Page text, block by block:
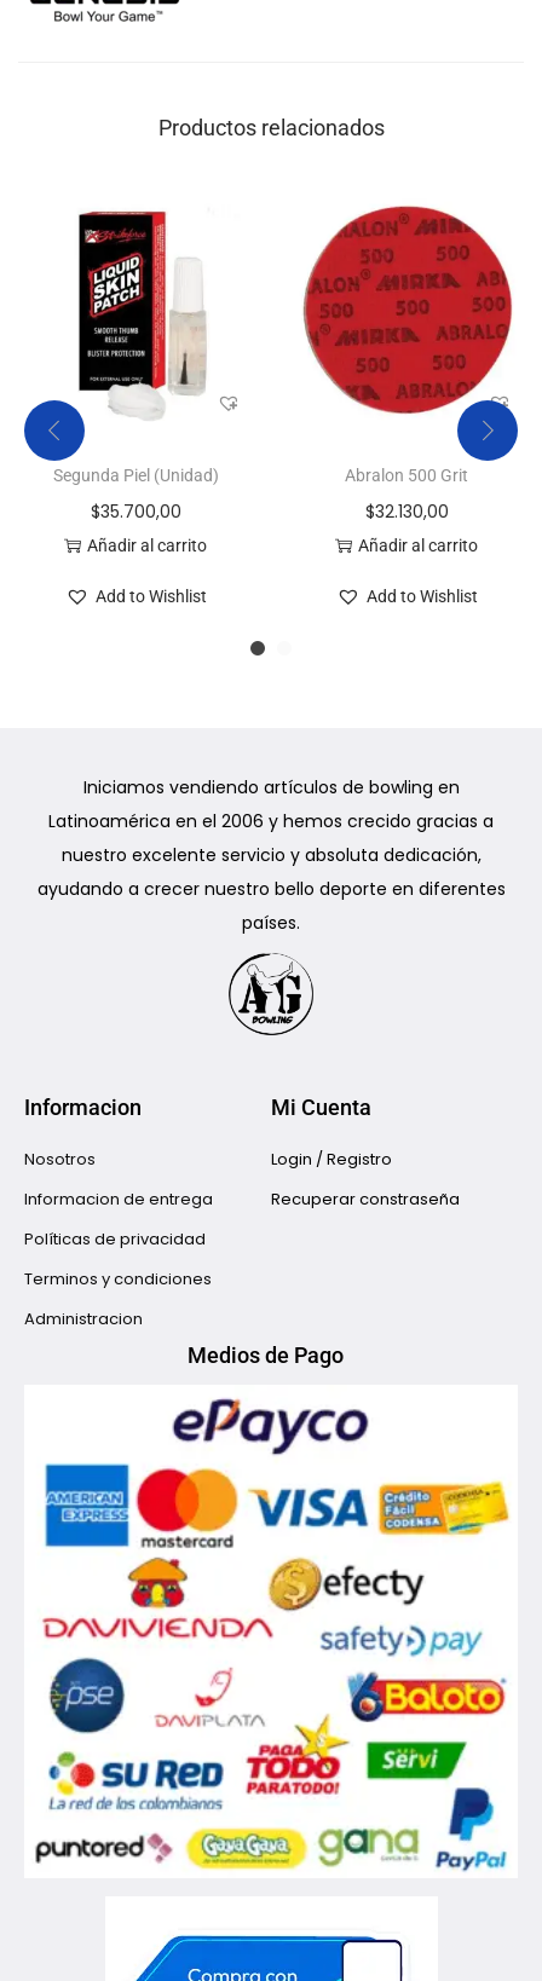
Productos relacionados
Segunda Piel (Unidad)
$35.700,00
Añadir al carrito
Add to Wishlist
Abralon 500 Grit
$32.130,00
Añadir al carrito
Add to Wishlist
Iniciamos vendiendo artículos de bowling en
Latinoamérica en el 2006 y hemos crecido gracias a
nuestro excelente servicio y absoluta dedicación,
ayudando a crecer nuestro bello deporte en diferentes
países.
Informacion
Nosotros
Informacion de entrega
Políticas de privacidad
Terminos y condiciones
Administracion
Mi Cuenta
Login / Registro
Recuperar constraseña
Medios de Pago